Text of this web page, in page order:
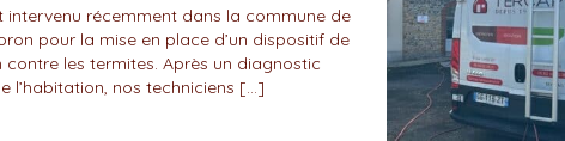
intervenu récemment dans la commune de
pour la mise en place d’un dispositif de
les termites. Après un diagnostic
l’habitation, nos techniciens […]